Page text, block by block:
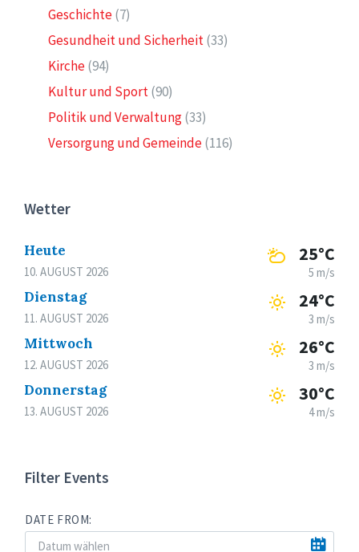
Geschichte(7)
Gesundheit und Sicherheit(33)
Kirche(94)
Kultur und Sport(90)
Politik und Verwaltung(33)
Versorgung und Gemeinde(116)
Wetter
Heute
10. AUGUST 2026
25°C
5 m/s
Dienstag
11. AUGUST 2026
24°C
3 m/s
Mittwoch
12. AUGUST 2026
26°C
3 m/s
Donnerstag
13. AUGUST 2026
30°C
4 m/s
Filter Events
DATE FROM: